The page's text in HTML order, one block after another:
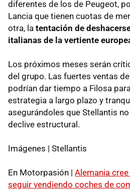
diferentes de los de Peugeot,
Lancia que tienen cuotas de
otra, la tentación de
italianas de la vertiente
Los próximos meses serán
del grupo. Las fuertes ventas de
podrían dar tiempo a Filosa
estrategia a largo plazo y
asegurándoles que Stellantis
declive estructural.
Imágenes | Stellantis
En Motorpasión | Alemania
seguir vendiendo coches de